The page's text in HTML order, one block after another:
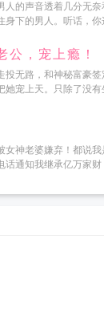
人的声音透着几分无
身下的男人。听话，你
公，宠上瘾！
投无路，和神秘富豪
她宠上天。只除了没有
女神老婆嫌弃！都说
话通知我继承亿万家